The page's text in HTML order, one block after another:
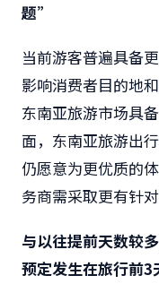
题”
当前游客普遍具备
影响消费者目的地
东南亚旅游市场具
面，东南亚旅游出
仍愿意为更优质的
务商需采取更有针
与以往提前天数较
预定发生在旅行前3